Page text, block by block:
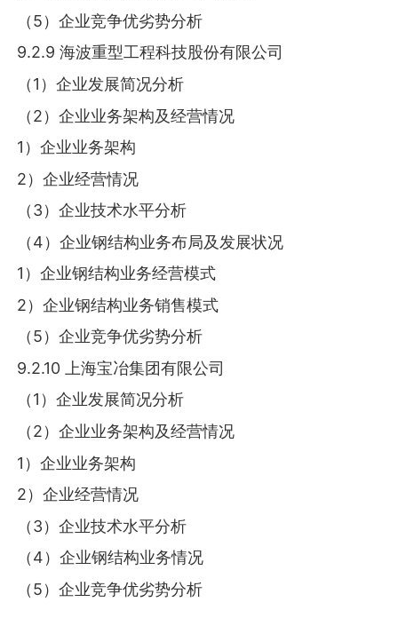
（5）企业竞争优劣势分析
9.2.9 海波重型工程科技股份有限公司
（1）企业发展简况分析
（2）企业业务架构及经营情况
1）企业业务架构
2）企业经营情况
（3）企业技术水平分析
（4）企业钢结构业务布局及发展状况
1）企业钢结构业务经营模式
2）企业钢结构业务销售模式
（5）企业竞争优劣势分析
9.2.10 上海宝冶集团有限公司
（1）企业发展简况分析
（2）企业业务架构及经营情况
1）企业业务架构
2）企业经营情况
（3）企业技术水平分析
（4）企业钢结构业务情况
（5）企业竞争优劣势分析